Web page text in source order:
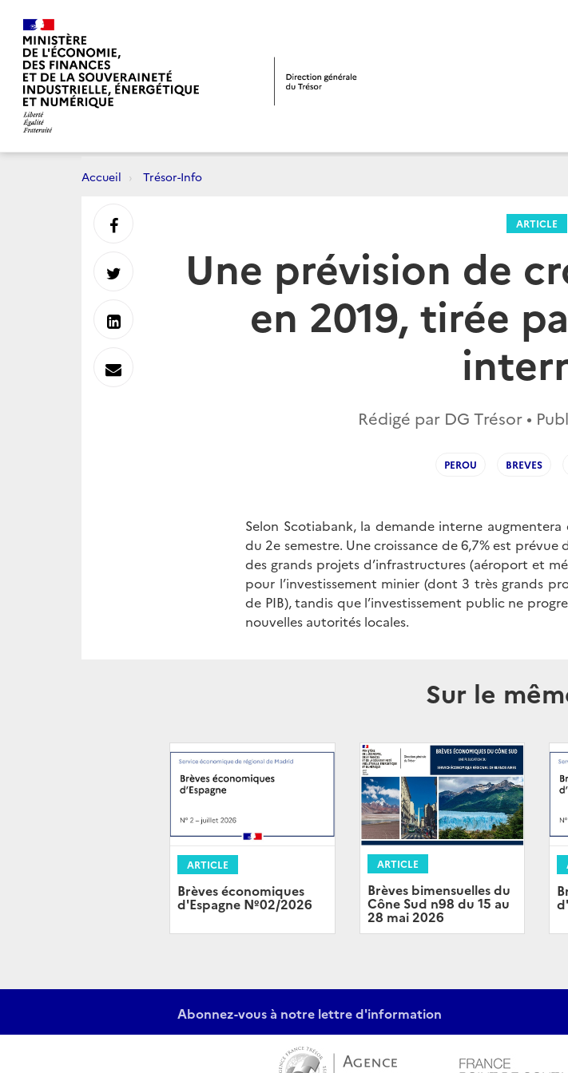
Accueil Trésor-Info
ARTICLE
Une prévision de
en 2019, tirée
Rédigé par DG Trésor •
PEROU BREVES
Selon Scotiabank, la demande interne
du 2e semestre. Une croissance de 6,7% est
des grands projets d’infrastructures (aéroport et
pour l’investissement minier (dont 3 très grands
de PIB), tandis que l’investissement public ne
nouvelles autorités locales.
Sur le
ARTICLE
Brèves économiques
d'Espagne Nº02/2026
ARTICLE
Brèves bimensuelles du
Cône Sud n98 du 15 au
28 mai 2026
Partager
sur
Partager
sur
Partager
sur
Envoyer
Abonnez-vous à notre lettre d'information